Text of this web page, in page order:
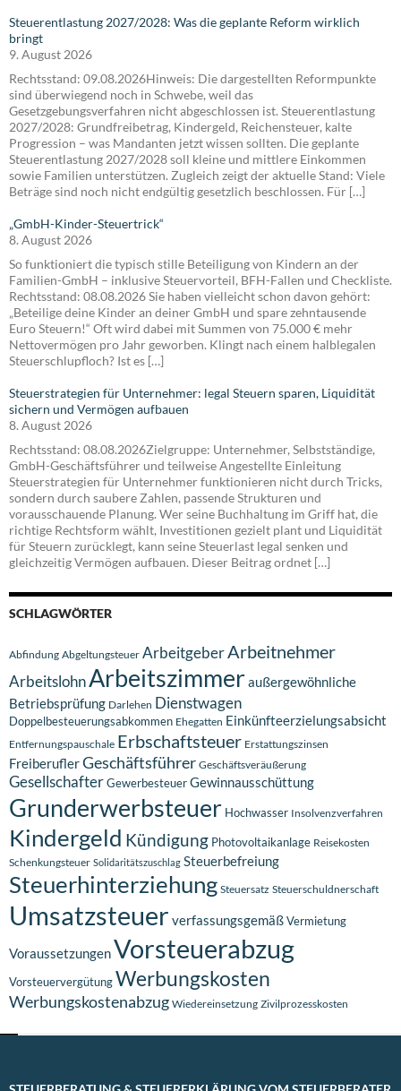
Steuerentlastung 2027/2028: Was die geplante Reform wirklich
bringt
9. August 2026
Rechtsstand: 09.08.2026Hinweis: Die dargestellten Reformpunkte
sind überwiegend noch in Schwebe, weil das
Gesetzgebungsverfahren nicht abgeschlossen ist. Steuerentlastung
2027/2028: Grundfreibetrag, Kindergeld, Reichensteuer, kalte
Progression – was Mandanten jetzt wissen sollten. Die geplante
Steuerentlastung 2027/2028 soll kleine und mittlere Einkommen
sowie Familien unterstützen. Zugleich zeigt der aktuelle Stand: Viele
Beträge sind noch nicht endgültig gesetzlich beschlossen. Für […]
„GmbH-Kinder-Steuertrick“
8. August 2026
So funktioniert die typisch stille Beteiligung von Kindern an der
Familien-GmbH – inklusive Steuervorteil, BFH-Fallen und Checkliste.
Rechtsstand: 08.08.2026 Sie haben vielleicht schon davon gehört:
„Beteilige deine Kinder an deiner GmbH und spare zehntausende
Euro Steuern!“ Oft wird dabei mit Summen von 75.000 € mehr
Nettovermögen pro Jahr geworben. Klingt nach einem halblegalen
Steuerschlupfloch? Ist es […]
Steuerstrategien für Unternehmer: legal Steuern sparen, Liquidität
sichern und Vermögen aufbauen
8. August 2026
Rechtsstand: 08.08.2026Zielgruppe: Unternehmer, Selbstständige,
GmbH-Geschäftsführer und teilweise Angestellte Einleitung
Steuerstrategien für Unternehmer funktionieren nicht durch Tricks,
sondern durch saubere Zahlen, passende Strukturen und
vorausschauende Planung. Wer seine Buchhaltung im Griff hat, die
richtige Rechtsform wählt, Investitionen gezielt plant und Liquidität
für Steuern zurücklegt, kann seine Steuerlast legal senken und
gleichzeitig Vermögen aufbauen. Dieser Beitrag ordnet […]
SCHLAGWÖRTER
Abfindung Abgeltungsteuer ArbeitgeberArbeitnehmer
ArbeitslohnArbeitszimmeraußergewöhnliche
Betriebsprüfung Darlehen Dienstwagen
Doppelbesteuerungsabkommen Ehegatten Einkünfteerzielungsabsicht
Entfernungspauschale Erbschaftsteuer Erstattungszinsen
FreiberuflerGeschäftsführer Geschäftsveräußerung
GesellschafterGewerbesteuerGewinnausschüttung
Grunderwerbsteuer Hochwasser Insolvenzverfahren
Kindergeld Kündigung Photovoltaikanlage Reisekosten
Schenkungsteuer Solidaritätszuschlag Steuerbefreiung
Steuerhinterziehung Steuersatz Steuerschuldnerschaft
Umsatzsteuer verfassungsgemäßVermietung
VoraussetzungenVorsteuerabzug
VorsteuervergütungWerbungskosten
Werbungskostenabzug Wiedereinsetzung Zivilprozesskosten